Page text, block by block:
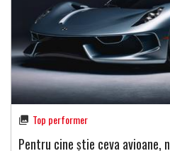
Top performer
Pentru cine știe ceva avioane,